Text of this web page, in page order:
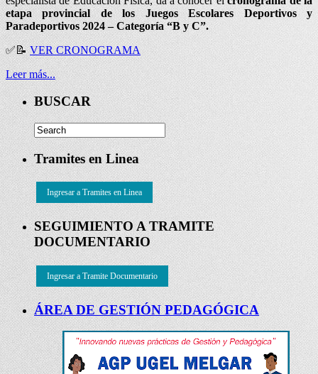
etapa provincial de los Juegos Escolares Deportivos y
Paradeportivos 2024 – Categoría “B y C”.
✅📝VER CRONOGRAMA
Leer más...
BUSCAR
Tramites en Linea
Ingresar a Tramites en Linea
SEGUIMIENTO A TRAMITE
DOCUMENTARIO
Ingresar a Tramite Documentario
ÁREA DE GESTIÓN PEDAGÓGICA